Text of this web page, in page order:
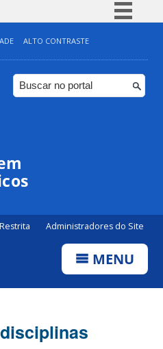
Simplifique!
Comunica BR
Participe
ALTO CONTRASTE
Administradores do Site
MENU